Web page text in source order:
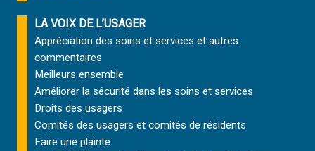
LA VOIX DE L’USAGER
Appréciation des soins et services et autres
commentaires
Meilleurs ensemble
Améliorer la sécurité dans les soins et services
Droits des usagers
Comités des usagers et comités de résidents
Faire une plainte